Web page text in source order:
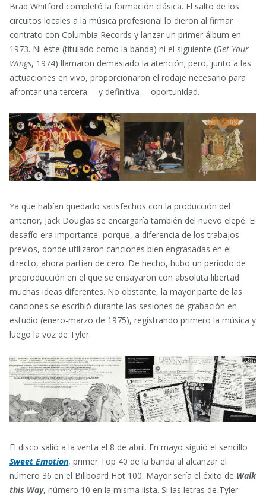
Brad Whitford completó la formación clásica. El salto de los
circuitos locales a la música profesional lo dieron al firmar
contrato con Columbia Records y lanzar un primer álbum en
1973. Ni éste (titulado como la banda) ni el siguiente (Get Your
Wings, 1974) llamaron demasiado la atención; pero, junto a las
actuaciones en vivo, proporcionaron el rodaje necesario para
afrontar una tercera —y definitiva— oportunidad.
Ya que habían quedado satisfechos con la producción del
anterior, Jack Douglas se encargaría también del nuevo elepé. El
desafío era importante, porque, a diferencia de los trabajos
previos, donde utilizaron canciones bien engrasadas en el
directo, ahora partían de cero. De hecho, hubo un periodo de
preproducción en el que se ensayaron con absoluta libertad
muchas ideas diferentes. No obstante, la mayor parte de las
canciones se escribió durante las sesiones de grabación en
estudio (enero-marzo de 1975), registrando primero la música y
luego la voz de Tyler.
El disco salió a la venta el 8 de abril. En mayo siguió el sencillo
Sweet Emotion, primer Top 40 de la banda al alcanzar el
número 36 en el Billboard Hot 100. Mayor sería el éxito de Walk
this Way, número 10 en la misma lista. Si las letras de Tyler